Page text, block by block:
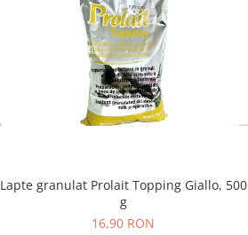
Lapte granulat Prolait Topping Giallo, 500
g
16,90 RON